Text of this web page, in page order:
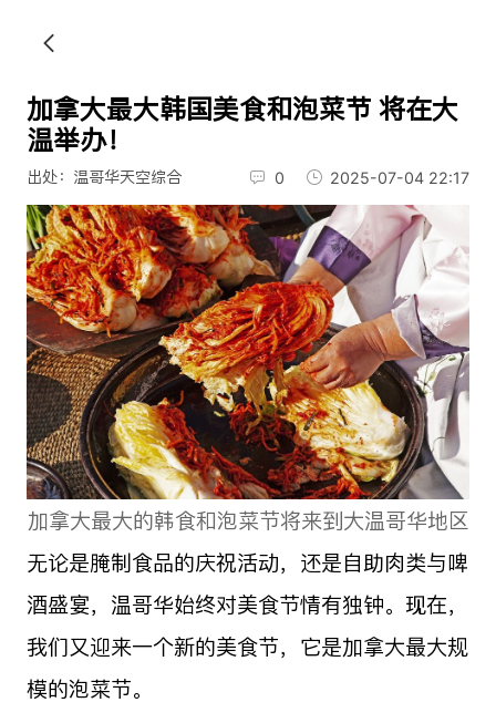
加拿大最大韩国美食和泡菜节 将在大
温举办！
出处：温哥华天空综合 0 2025-07-04 22:17
加拿大最大的韩食和泡菜节将来到大温哥华地区
无论是腌制食品的庆祝活动，还是自助肉类与啤
酒盛宴，温哥华始终对美食节情有独钟。现在，
我们又迎来一个新的美食节，它是加拿大最大规
模的泡菜节。